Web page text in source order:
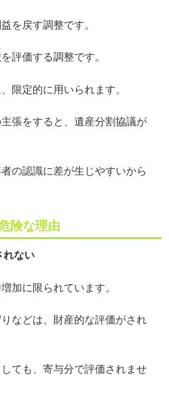
を戻す調整です。
評価する調整です。
限定的に用いられます。
張をすると、遺産分割協議が
の認識に差が生じやすいから
険な理由
れない
加に限られています。
などは、財産的な評価がされ
ても、寄与分で評価されませ